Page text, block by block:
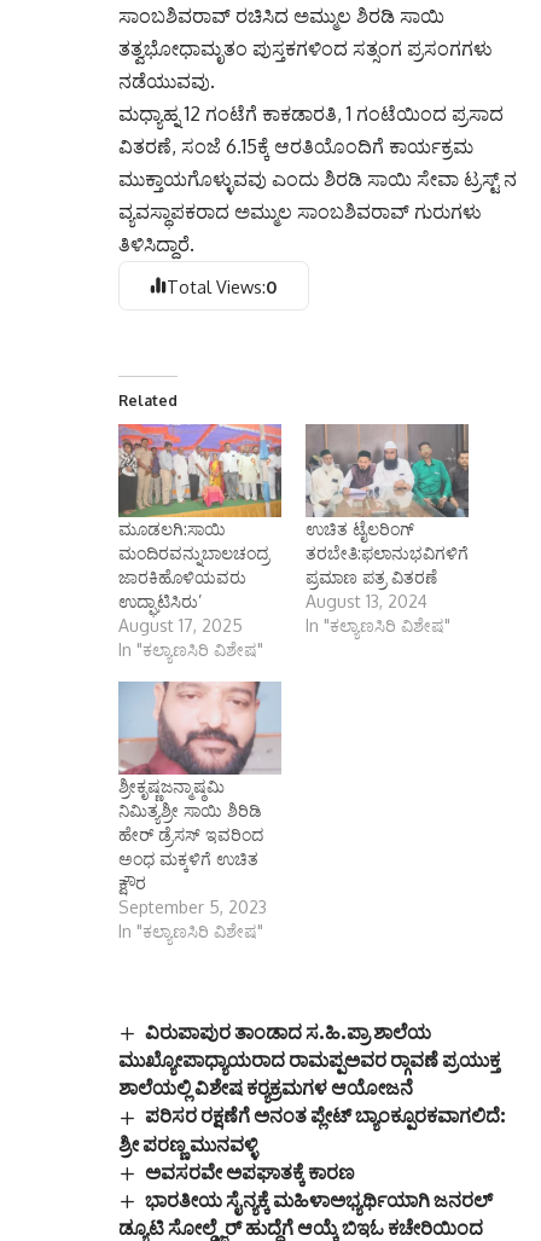
ಸಾಂಬಶಿವರಾವ್ ರಚಿಸಿದ ಅಮ್ಮುಲ ಶಿರಡಿ ಸಾಯಿ
ತತ್ವಭೋಧಾಮೃತಂ ಪುಸ್ತಕಗಳಿಂದ ಸತ್ಸಂಗ ಪ್ರಸಂಗಗಳು
ನಡೆಯುವವು.
ಮಧ್ಯಾಹ್ನ 12 ಗಂಟೆಗೆ ಕಾಕಡಾರತಿ, 1 ಗಂಟೆಯಿಂದ ಪ್ರಸಾದ
ವಿತರಣೆ, ಸಂಜೆ 6.15ಕ್ಕೆ ಆರತಿಯೊಂದಿಗೆ ಕಾರ್ಯಕ್ರಮ
ಮುಕ್ತಾಯಗೊಳ್ಳುವವು ಎಂದು ಶಿರಡಿ ಸಾಯಿ ಸೇವಾ ಟ್ರಸ್ಟ್ ನ
ವ್ಯವಸ್ಥಾಪಕರಾದ ಅಮ್ಮುಲ ಸಾಂಬಶಿವರಾವ್ ಗುರುಗಳು
ತಿಳಿಸಿದ್ದಾರೆ.
Total Views:0
Related
ಮೂಡಲಗಿ:ಸಾಯಿ
ಮಂದಿರವನ್ನುಬಾಲಚಂದ್ರ
ಜಾರಕಿಹೊಳಿಯವರು
ಉದ್ಘಾಟಿಸಿರು’
August 17, 2025
In "ಕಲ್ಯಾಣಸಿರಿ ವಿಶೇಷ"
ಉಚಿತ ಟೈಲರಿಂಗ್
ತರಬೇತಿ:ಫಲಾನುಭವಿಗಳಿಗೆ
ಪ್ರಮಾಣ ಪತ್ರ ವಿತರಣೆ
August 13, 2024
In "ಕಲ್ಯಾಣಸಿರಿ ವಿಶೇಷ"
ಶ್ರೀಕೃಷ್ಣಜನ್ಮಾಷ್ಠಮಿ
ನಿಮಿತ್ಯಶ್ರೀ ಸಾಯಿ ಶಿರಿಡಿ
ಹೇರ್ ಡ್ರೆಸಸ್ ಇವರಿಂದ
ಅಂಧ ಮಕ್ಕಳಿಗೆ ಉಚಿತ
ಕ್ಷೌರ
September 5, 2023
In "ಕಲ್ಯಾಣಸಿರಿ ವಿಶೇಷ"
ವಿರುಪಾಪುರ ತಾಂಡಾದ ಸ.ಹಿ.ಪ್ರಾ ಶಾಲೆಯ
ಮುಖ್ಯೋಪಾಧ್ಯಾಯರಾದ ರಾಮಪ್ಪಅವರ ರ‍್ಗಾವಣೆ ಪ್ರಯುಕ್ತ
ಶಾಲೆಯಲ್ಲಿ ವಿಶೇಷ ಕರ‍್ಯಕ್ರಮಗಳ ಆಯೋಜನೆ
ಪರಿಸರ ರಕ್ಷಣೆಗೆ ಅನಂತ ಪ್ಲೇಟ್ ಬ್ಯಾಂಕ್ಪೂರಕವಾಗಲಿದೆ:
ಶ್ರೀ ಪರಣ್ಣ ಮುನವಳ್ಳಿ
ಅವಸರವೇ ಅಪಘಾತಕ್ಕೆ ಕಾರಣ
ಭಾರತೀಯ ಸೈನ್ಯಕ್ಕೆ ಮಹಿಳಾಅಭ್ಯರ್ಥಿಯಾಗಿ ಜನರಲ್
ಡ್ಯೂಟಿ ಸೋಲ್ಡ್ಜೆರ್ ಹುದ್ದೆಗೆ ಆಯ್ಕೆ ಬಿಇಓ ಕಚೇರಿಯಿಂದ